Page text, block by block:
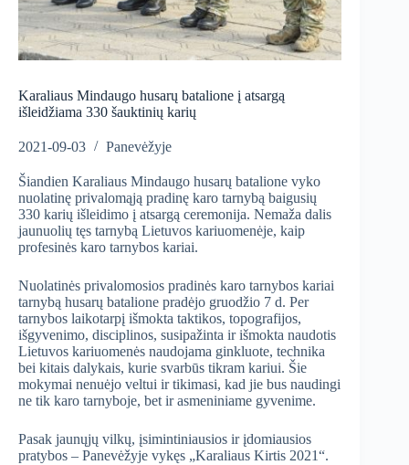
Karaliaus Mindaugo husarų batalione į atsargą
išleidžiama 330 šauktinių karių
2021-09-03 Panevėžyje
Šiandien Karaliaus Mindaugo husarų batalione vyko
nuolatinę privalomąją pradinę karo tarnybą baigusių
330 karių išleidimo į atsargą ceremonija. Nemaža dalis
jaunuolių tęs tarnybą Lietuvos kariuomenėje, kaip
profesinės karo tarnybos kariai.
Nuolatinės privalomosios pradinės karo tarnybos kariai
tarnybą husarų batalione pradėjo gruodžio 7 d. Per
tarnybos laikotarpį išmokta taktikos, topografijos,
išgyvenimo, disciplinos, susipažinta ir išmokta naudotis
Lietuvos kariuomenės naudojama ginkluote, technika
bei kitais dalykais, kurie svarbūs tikram kariui. Šie
mokymai nenuėjo veltui ir tikimasi, kad jie bus naudingi
ne tik karo tarnyboje, bet ir asmeniniame gyvenime.
Pasak jaunųjų vilkų, įsimintiniausios ir įdomiausios
pratybos – Panevėžyje vykęs „Karaliaus Kirtis 2021“.